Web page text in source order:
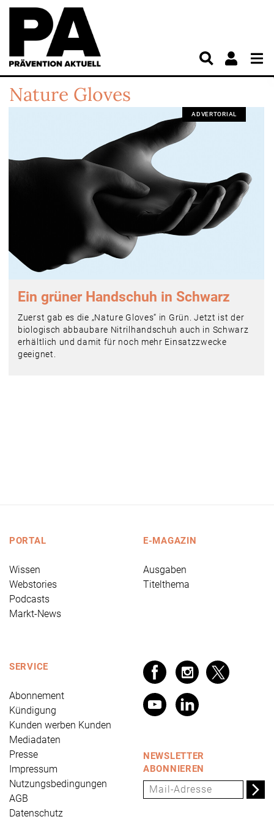
Nature Gloves
ADVERTORIAL
Ein grüner Handschuh in Schwarz
Zuerst gab es die „Nature Gloves“ in Grün. Jetzt ist der
biologisch abbaubare Nitrilhandschuh auch in Schwarz
erhältlich und damit für noch mehr Einsatzzwecke
geeignet.
PORTAL
Wissen
Webstories
Podcasts
Markt-News
E-MAGAZIN
Ausgaben
Titelthema
SERVICE
Abonnement
Kündigung
Kunden werben Kunden
Mediadaten
Presse
Impressum
Nutzungsbedingungen
AGB
Datenschutz
NEWSLETTER
ABONNIEREN